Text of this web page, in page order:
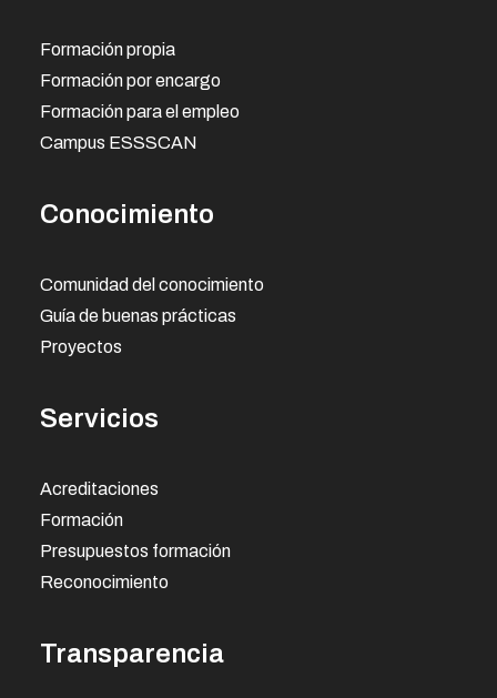
Formación propia
Formación por encargo
Formación para el empleo
Campus ESSSCAN
Conocimiento
Comunidad del conocimiento
Guía de buenas prácticas
Proyectos
Servicios
Acreditaciones
Formación
Presupuestos formación
Reconocimiento
Transparencia